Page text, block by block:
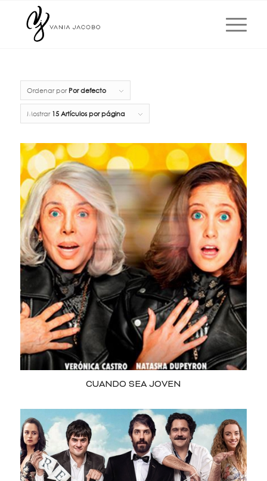
Ordenar por Por defecto
Mostrar 15 Artículos por página
CUANDO SEA JOVEN